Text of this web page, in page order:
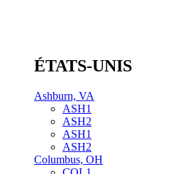
ÉTATS-UNIS
Ashburn, VA
ASH1
ASH2
ASH1
ASH2
Columbus, OH